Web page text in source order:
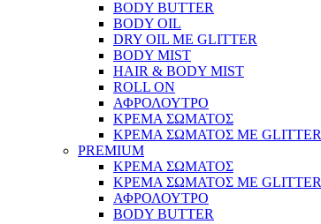
BODY BUTTER
BODY OIL
DRY OIL ΜΕ GLITTER
BODY MIST
HAIR & BODY MIST
ROLL ON
ΑΦΡΟΛΟΥΤΡΟ
ΚΡΕΜΑ ΣΩΜΑΤΟΣ
ΚΡΕΜΑ ΣΩΜΑΤΟΣ ΜΕ GLITTER
PREMIUM
ΚΡΕΜΑ ΣΩΜΑΤΟΣ
ΚΡΕΜΑ ΣΩΜΑΤΟΣ ΜΕ GLITTER
ΑΦΡΟΛΟΥΤΡΟ
BODY BUTTER